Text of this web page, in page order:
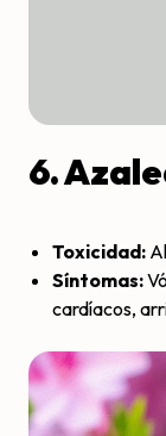
6.
Toxicidad:
Síntomas:
cardíacos,